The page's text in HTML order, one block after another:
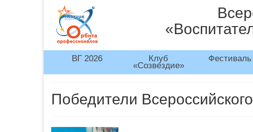
ВГ 2026 Клуб
«Созвездие»
Фестиваль
Победители